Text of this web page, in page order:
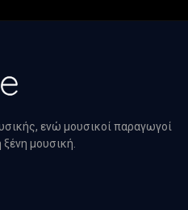
ενώ μουσικοί παραγωγοί
μουσική.